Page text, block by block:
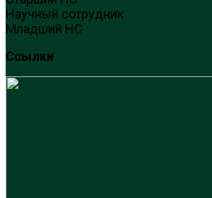
Научный сотрудник
Младший НС
Ссылки